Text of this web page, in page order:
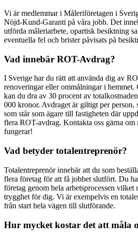
Vi är medlemmar i Måleriföretagen i
Nöjd-Kund-Garanti på våra jobb. Det
utförda måleriarbete, opartisk besiktning
eventuella fel och brister påvisats på
Vad innebär ROT-Avdrag?
I Sverige har du rätt att använda dig av
renoveringar eller ommålningar i hemmet.
kan du dra av 30 procent av
000 kronor. Avdraget är giltigt per person,
som står som ägare till fastigheten där
flera ROT-avdrag. Kontakta oss gärna om
fungerar!
Vad betyder totalentreprenör?
Totalentreprenör innebär att du som
flera företag för att få jobbet slutfört. Du
företag genom hela arbetsprocessen vilket
trygghet för dig. Vi är exempelvis en
från start hela vägen till slutförande.
Hur mycket kostar det att måla